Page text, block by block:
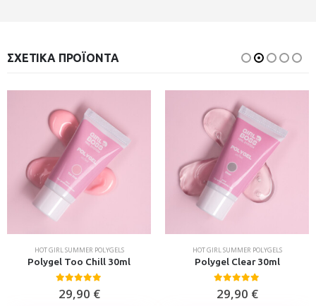
ΣΧΕΤΙΚΆ ΠΡΟΪΌΝΤΑ
HOT GIRL SUMMER POLYGELS
Polygel Too Chill 30ml
0out of 5
29,90 €
HOT GIRL SUMMER POLYGELS
Polygel Clear 30ml
0out of 5
29,90 €